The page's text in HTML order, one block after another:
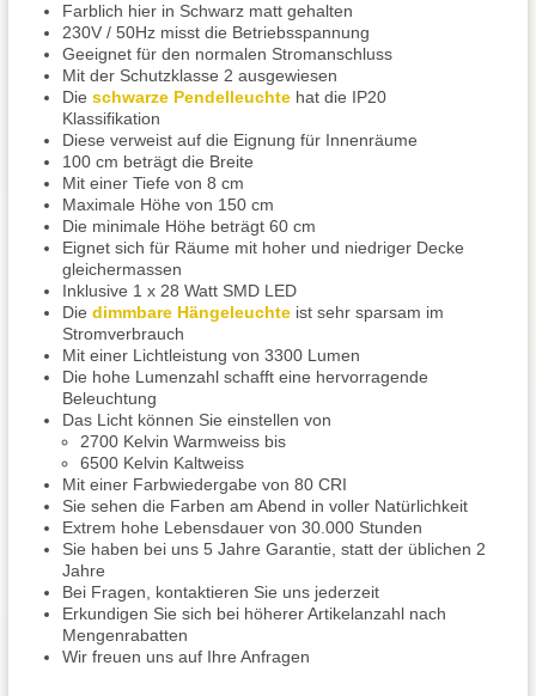
Farblich hier in Schwarz matt gehalten
230V / 50Hz misst die Betriebsspannung
Geeignet für den normalen Stromanschluss
Mit der Schutzklasse 2 ausgewiesen
Die schwarze Pendelleuchte hat die IP20
Klassifikation
Diese verweist auf die Eignung für Innenräume
100 cm beträgt die Breite
Mit einer Tiefe von 8 cm
Maximale Höhe von 150 cm
Die minimale Höhe beträgt 60 cm
Eignet sich für Räume mit hoher und niedriger Decke
gleichermassen
Inklusive 1 x 28 Watt SMD LED
Die dimmbare Hängeleuchte ist sehr sparsam im
Stromverbrauch
Mit einer Lichtleistung von 3300 Lumen
Die hohe Lumenzahl schafft eine hervorragende
Beleuchtung
Das Licht können Sie einstellen von
2700 Kelvin Warmweiss bis
6500 Kelvin Kaltweiss
Mit einer Farbwiedergabe von 80 CRI
Sie sehen die Farben am Abend in voller Natürlichkeit
Extrem hohe Lebensdauer von 30.000 Stunden
Sie haben bei uns 5 Jahre Garantie, statt der üblichen 2
Jahre
Bei Fragen, kontaktieren Sie uns jederzeit
Erkundigen Sie sich bei höherer Artikelanzahl nach
Mengenrabatten
Wir freuen uns auf Ihre Anfragen